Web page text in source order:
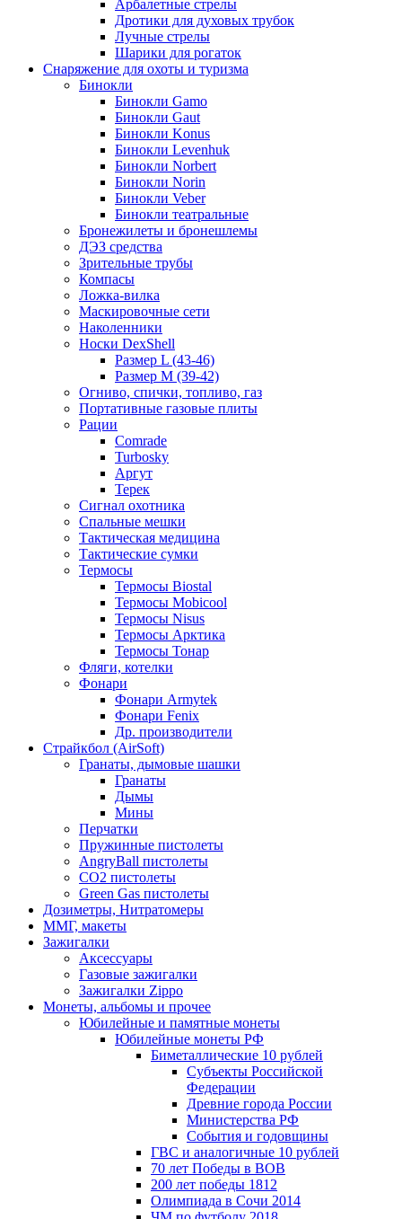
Арбалетные стрелы
Дротики для духовых трубок
Лучные стрелы
Шарики для рогаток
Снаряжение для охоты и туризма
Бинокли
Бинокли Gamo
Бинокли Gaut
Бинокли Konus
Бинокли Levenhuk
Бинокли Norbert
Бинокли Norin
Бинокли Veber
Бинокли театральные
Бронежилеты и бронешлемы
ДЭЗ средства
Зрительные трубы
Компасы
Ложка-вилка
Маскировочные сети
Наколенники
Носки DexShell
Размер L (43-46)
Размер M (39-42)
Огниво, спички, топливо, газ
Портативные газовые плиты
Рации
Comrade
Turbosky
Аргут
Терек
Сигнал охотника
Спальные мешки
Тактическая медицина
Тактические сумки
Термосы
Термосы Biostal
Термосы Mobicool
Термосы Nisus
Термосы Арктика
Термосы Тонар
Фляги, котелки
Фонари
Фонари Armytek
Фонари Fenix
Др. производители
Страйкбол (AirSoft)
Гранаты, дымовые шашки
Гранаты
Дымы
Мины
Перчатки
Пружинные пистолеты
AngryBall пистолеты
CO2 пистолеты
Green Gas пистолеты
Дозиметры, Нитратомеры
ММГ, макеты
Зажигалки
Аксессуары
Газовые зажигалки
Зажигалки Zippo
Монеты, альбомы и прочее
Юбилейные и памятные монеты
Юбилейные монеты РФ
Биметаллические 10 рублей
Субъекты Российской
Федерации
Древние города России
Министерства РФ
События и годовщины
ГВС и аналогичные 10 рублей
70 лет Победы в ВОВ
200 лет победы 1812
Олимпиада в Сочи 2014